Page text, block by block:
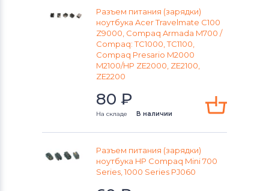
Разъемы питания для ноутбуков
Viewsonic
Разъемы питания для ноутбуковLG
Разъемы питания для ноутбуков
Разъемы питания для ноутбуков
Разъемы питания для ноутбуков
Разъем питания (зарядки)
ноутбука Acer Travelmate C100
Z9000, Compaq Armada M700 /
Compaq: TC1000, TC1100,
Compaq Presario M2000
M2100/HP ZE2000, ZE2100,
ZE2200
80 ₽
На складе В наличии
Разъем питания (зарядки)
ноутбука HP Compaq Mini 700
Series, 1000 Series PJ060